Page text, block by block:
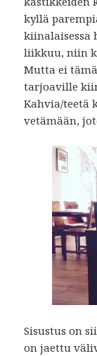
kyllä
kiinalaisessa
liikkuu, niin
Mutta ei
tarjoaville
Kahvia/teetä
vetämään,
Sisustus on
on jaettu